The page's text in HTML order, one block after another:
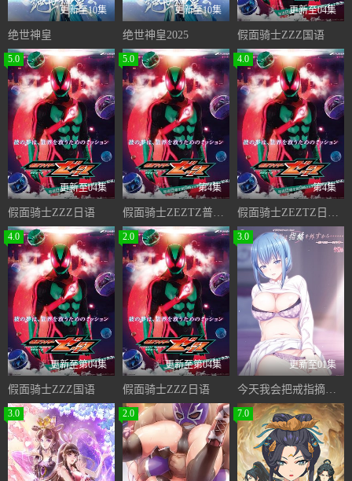
更新至10集
绝世神皇
更新至10集
绝世神皇2025
更新至04集
假面骑士ZZZ国语
5.0
更新至04集
假面骑士ZZZ日语
5.0
第4集
假面骑士ZEZTZ普通话版
4.0
第4集
4.0
更新至第04集
假面骑士ZZZ国语
2.0
更新至第04集
假面骑士ZZZ日语
3.0
更新至01集
3.0 2.0 7.0